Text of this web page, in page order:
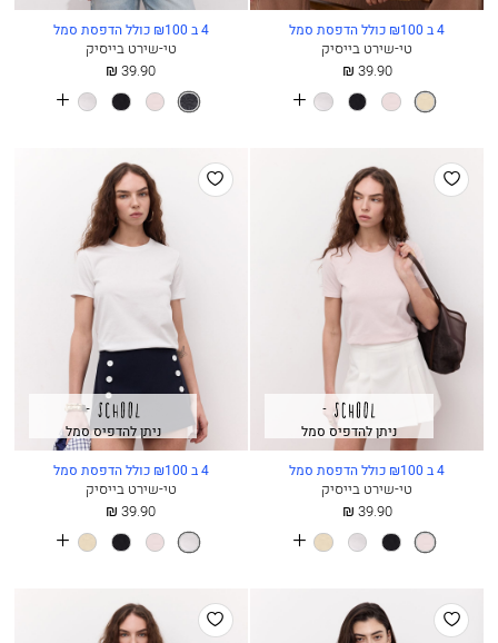
4 ב ₪100 כולל הדפסת סמל
טי-שירט בייסיק
החל
39.90 ₪
חמאהורוד
בלט
שחור לבן See
more
4 ב ₪100 כולל הדפסת סמל
טי-שירט בייסיק
החל
39.90 ₪
אנטרציט
ורוד
בלט
שחור לבן See
more
הוסף
למועדפים
ניתן להדפיס סמל
4 ב ₪100 כולל הדפסת סמל
טי-שירט בייסיק
החל
39.90 ₪
ורוד
בלט
שחור לבן חמאהSee
more
הוסף
למועדפים
ניתן להדפיס סמל
4 ב ₪100 כולל הדפסת סמל
טי-שירט בייסיק
החל
39.90 ₪
לבן
ורוד
בלט
שחור חמאהSee
more
הוסף
למועדפים
הוסף
למועדפים